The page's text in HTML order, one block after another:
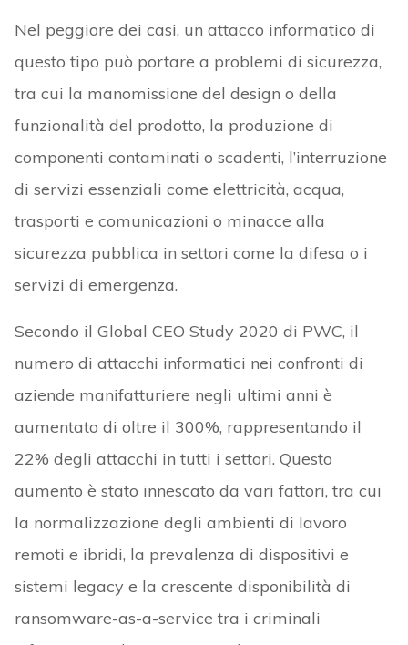
Nel peggiore dei casi, un attacco informatico di
questo tipo può portare a problemi di sicurezza,
tra cui la manomissione del design o della
funzionalità del prodotto, la produzione di
componenti contaminati o scadenti, l’interruzione
di servizi essenziali come elettricità, acqua,
trasporti e comunicazioni o minacce alla
sicurezza pubblica in settori come la difesa o i
servizi di emergenza.
Secondo il Global CEO Study 2020 di PWC, il
numero di attacchi informatici nei confronti di
aziende manifatturiere negli ultimi anni è
aumentato di oltre il 300%, rappresentando il
22% degli attacchi in tutti i settori. Questo
aumento è stato innescato da vari fattori, tra cui
la normalizzazione degli ambienti di lavoro
remoti e ibridi, la prevalenza di dispositivi e
sistemi legacy e la crescente disponibilità di
ransomware-as-a-service tra i criminali